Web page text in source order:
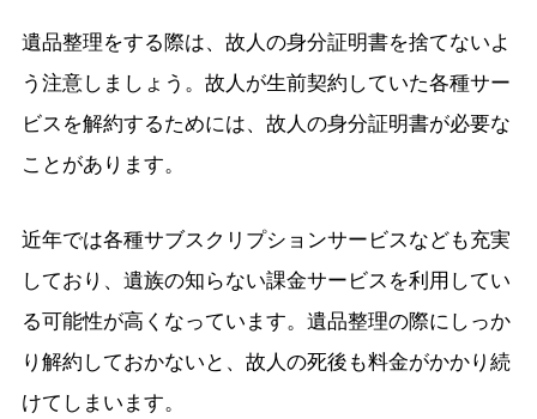
遺品整理をする際は、故人の身分証明書を捨てないよ
う注意しましょう。故人が生前契約していた各種サー
ビスを解約するためには、故人の身分証明書が必要な
ことがあります。
近年では各種サブスクリプションサービスなども充実
しており、遺族の知らない課金サービスを利用してい
る可能性が高くなっています。遺品整理の際にしっか
り解約しておかないと、故人の死後も料金がかかり続
けてしまいます。